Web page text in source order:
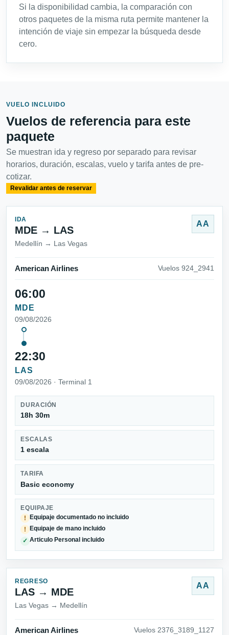
Si la disponibilidad cambia, la comparación con
otros paquetes de la misma ruta permite mantener la
intención de viaje sin empezar la búsqueda desde
cero.
VUELO INCLUIDO
Vuelos de referencia para este
paquete
Se muestran ida y regreso por separado para revisar
horarios, duración, escalas, vuelo y tarifa antes de pre-
cotizar.
Revalidar antes de reservar
IDA
MDE → LAS
Medellín → Las Vegas
AA
American Airlines Vuelos 924_2941
06:00
MDE
09/08/2026
22:30
LAS
09/08/2026 · Terminal 1
DURACIÓN
18h 30m
ESCALAS
1 escala
TARIFA
Basic economy
EQUIPAJE
!
Equipaje documentado no incluido
! Equipaje de mano incluido
✓ Articulo Personal incluido
REGRESO
LAS → MDE
Las Vegas → Medellín
AA
American Airlines Vuelos 2376_3189_1127